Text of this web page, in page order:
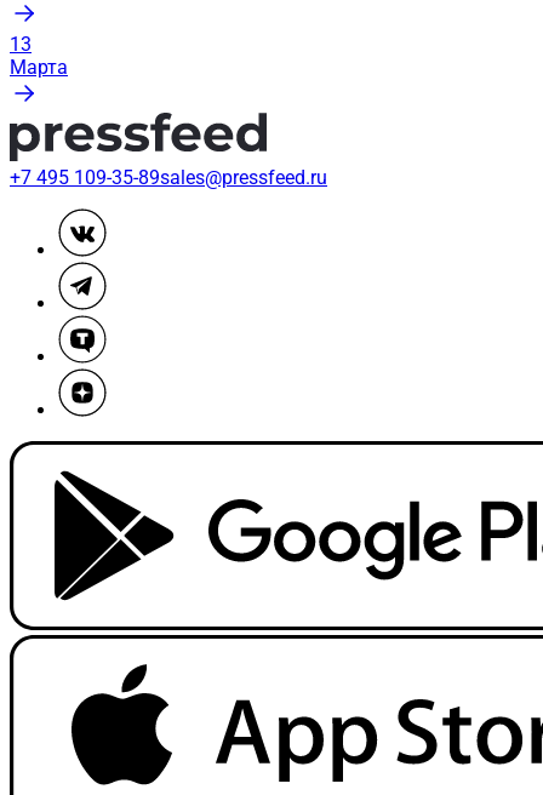
13
Марта
+7 495 109-35-89sales@pressfeed.ru